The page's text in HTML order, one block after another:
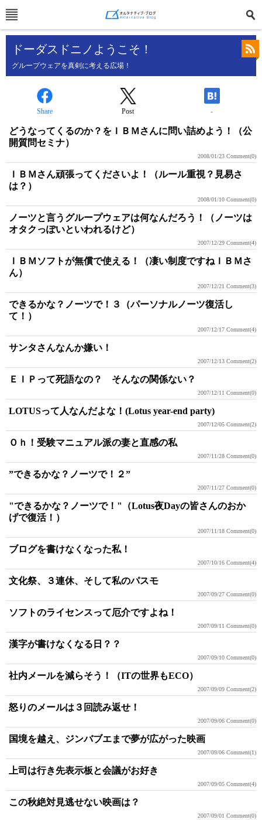
ドーダスドニノようこそ！
グループウェアを真剣に考える広場！
Share Post -
どうなってくるのか？をＩＢＭさんに問い詰めよう！（公
開質問セミナ）
2008/01/23 Comment(0)
ＩＢＭさん頑張ってくださいよ！（ルール重視？見易さ
は？）
2008/01/10 Comment(0)
ノーツと言うグループウェアは何なんだろう！（ノーツは
オタクっぽいといわれるけど）
2007/12/29 Comment(4)
ＩＢＭソフトが無償で使える！（凄い制度ですねＩＢＭさ
ん）
2007/12/21 Comment(3)
できるかな？ノーツで！３（パーソナルノーツ復活し
て！）
2007/12/17 Comment(4)
サンタさんなんか嫌い！
2007/12/13 Comment(2)
ＥＩＰって死語なの？ そんなの関係ない？
2007/12/11 Comment(0)
LOTUSって人なんだよな！(Lotus year-end party)
2007/12/05 Comment(2)
Ｏｈ！受験マニュアル派の妻と直感の私
2007/11/28 Comment(0)
”できるかな？ノーツで！２”
2007/11/27 Comment(0)
"できるかな？ノーツで！"（Lotus夜Dayの皆さんのおか
げで復活！）
2007/11/18 Comment(0)
ブログを書けなくなった私！
2007/10/16 Comment(4)
文化祭、３連休、そして私のパスモ
2007/09/27 Comment(0)
ソフトのライセンスって厄介ですよね！
2007/09/11 Comment(0)
漢字が書けなくなる日？？
2007/09/10 Comment(0)
社内メールを減らそう！（ITの世界もECO）
2007/09/09 Comment(2)
怒りのメールは３回読み返せ！
2007/09/06 Comment(0)
国境を越え、ジンバブエまで夢が広がった映画
2007/09/06 Comment(1)
上司は行き先表示板と会議がお好き
2007/09/05 Comment(4)
この秋絶対見逃せない映画は？
2007/09/01 Comment(0)